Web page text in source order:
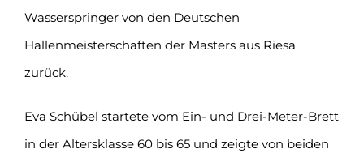
Wasserspringer von den Deutschen
Hallenmeisterschaften der Masters aus Riesa
zurück.
Eva Schübel startete vom Ein- und Drei-Meter-Brett
in der Altersklasse 60 bis 65 und zeigte von beiden